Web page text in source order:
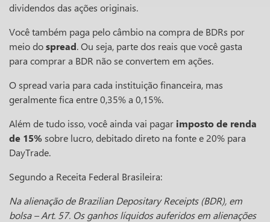
dividendos das ações originais.
Você também paga pelo câmbio na compra de BDRs por
meio dospread. Ou seja, parte dos reais que você gasta
para comprar a BDR não se convertem em ações.
O spread varia para cada instituição financeira, mas
geralmente fica entre 0,35% a 0,15%.
Além de tudo isso, você ainda vai pagar imposto de renda
de 15% sobre lucro, debitado direto na fonte e 20% para
DayTrade.
Segundo a Receita Federal Brasileira:
Na alienação de Brazilian Depositary Receipts (BDR), em
bolsa – Art. 57. Os ganhos líquidos auferidos em alienações